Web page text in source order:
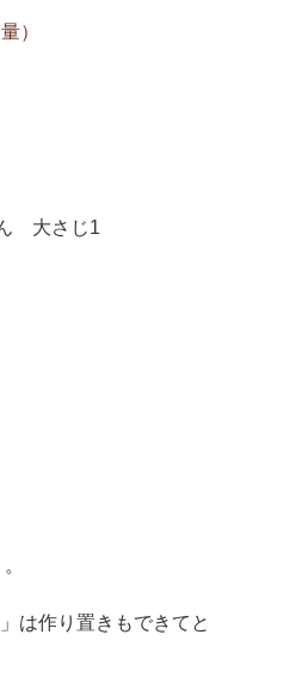
）
大さじ1
は作り置きもできてと